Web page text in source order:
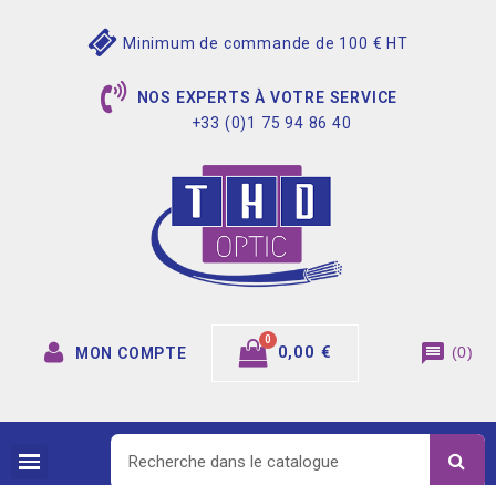
Minimum de commande de 100 € HT
NOS EXPERTS À VOTRE SERVICE
+33 (0)1 75 94 86 40
MON COMPTE 0,00 € message (0)